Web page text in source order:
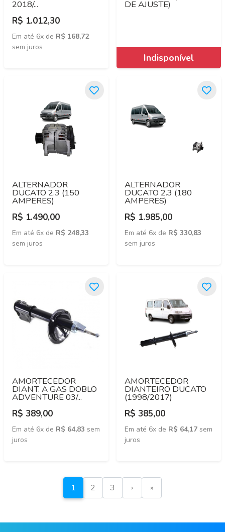
2018/...
R$ 1.012,30
Em até 6x de R$ 168,72
sem juros
DE AJUSTE)
ALTERNADOR
DUCATO 2.3 (150
AMPERES)
R$ 1.490,00
Em até 6x de R$ 248,33
sem juros
ALTERNADOR
DUCATO 2.3 (180
AMPERES)
R$ 1.985,00
Em até 6x de R$ 330,83
sem juros
AMORTECEDOR
DIANT. A GAS DOBLO
ADVENTURE 03/...
R$ 389,00
Em até 6x de R$ 64,83 sem
juros
AMORTECEDOR
DIANTEIRO DUCATO
(1998/2017)
R$ 385,00
Em até 6x de R$ 64,17 sem
juros
1 2 3 › »